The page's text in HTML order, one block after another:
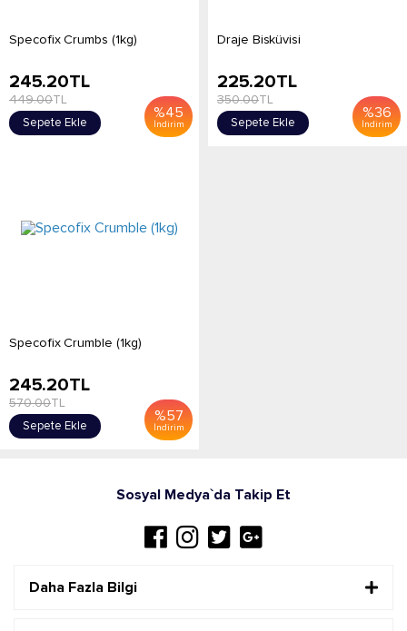
Specofix Crumbs (1kg)
%45
İndirim
245.20TL
449.00TL
Sepete Ekle
Draje Bisküvisi
%36
İndirim
225.20TL
350.00TL
Sepete Ekle
Specofix Crumble (1kg)
%57
İndirim
245.20TL
570.00TL
Sepete Ekle
Sosyal Medya`da Takip Et
Daha Fazla Bilgi